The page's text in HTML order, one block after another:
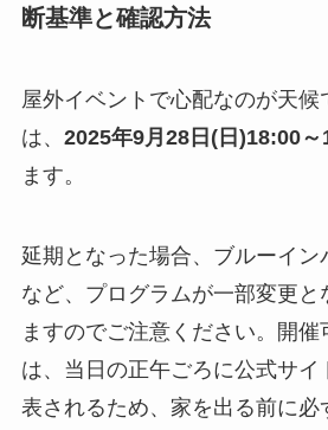
断基準と確認方法
屋外イベントで心配なのが天候
は、 2025年9月28日(日)18:00～
ます。
延期となった場合、ブルーイン
など、プログラムが一部変更と
ますのでご注意ください。開
は、当日の正午ごろに公式サイ
表されるため、家を出る前に必